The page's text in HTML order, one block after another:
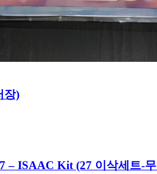
장)
– ISAAC Kit (27 이삭세트-